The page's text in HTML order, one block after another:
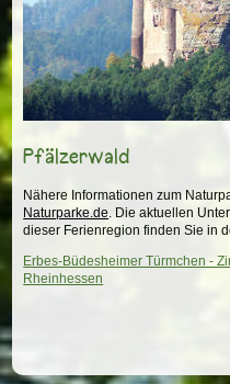
Pfälzerwald
Nähere Informationen zum
Naturparke.de. Die aktuellen
dieser Ferienregion finden Sie in
Erbes-Büdesheimer Türmchen -
Rheinhessen